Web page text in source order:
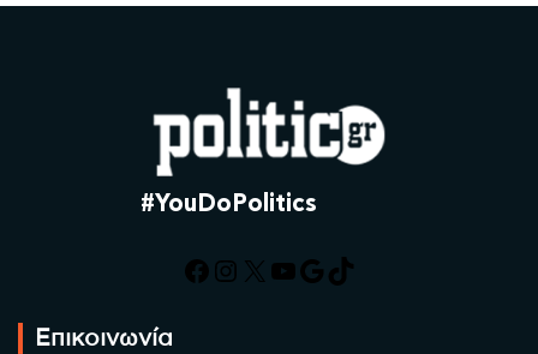
#YouDoPolitics
Facebook
Instagram
X YouTube
Google
TikTok
Επικοινωνία